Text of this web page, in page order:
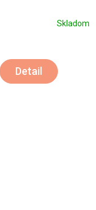
Skladom
Detail